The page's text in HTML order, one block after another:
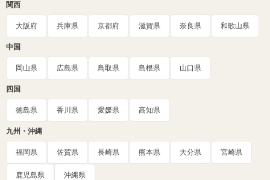
関西
大阪府 兵庫県 京都府 滋賀県 奈良県 和歌山県
中国
岡山県 広島県 鳥取県 島根県 山口県
四国
徳島県 香川県 愛媛県 高知県
九州・沖縄
福岡県 佐賀県 長崎県 熊本県 大分県 宮崎県
鹿児島県 沖縄県